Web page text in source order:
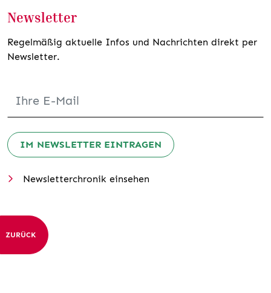
Newsletter
Regelmäßig aktuelle Infos und Nachrichten direkt per
Newsletter.
IM NEWSLETTER EINTRAGEN
Newsletterchronik einsehen
ZURÜCK